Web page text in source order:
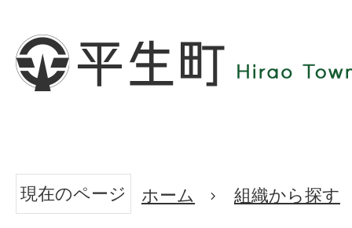
現在のページ ホーム 組織から探す